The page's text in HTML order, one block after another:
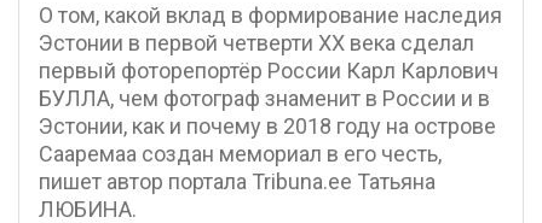
О том, какой вклад в формирование наследия
Эстонии в первой четверти XX века сделал
первый фоторепортёр России Карл Карлович
БУЛЛА, чем фотограф знаменит в России и в
Эстонии, как и почему в 2018 году на острове
Сааремаа создан мемориал в его честь,
пишет автор портала Tribuna.ee Татьяна
ЛЮБИНА.